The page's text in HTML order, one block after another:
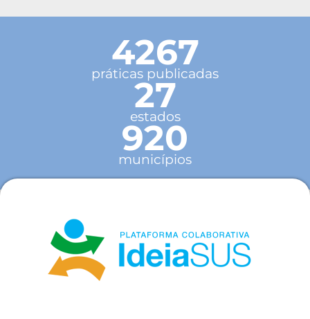
4267
práticas publicadas
27
estados
920
municípios